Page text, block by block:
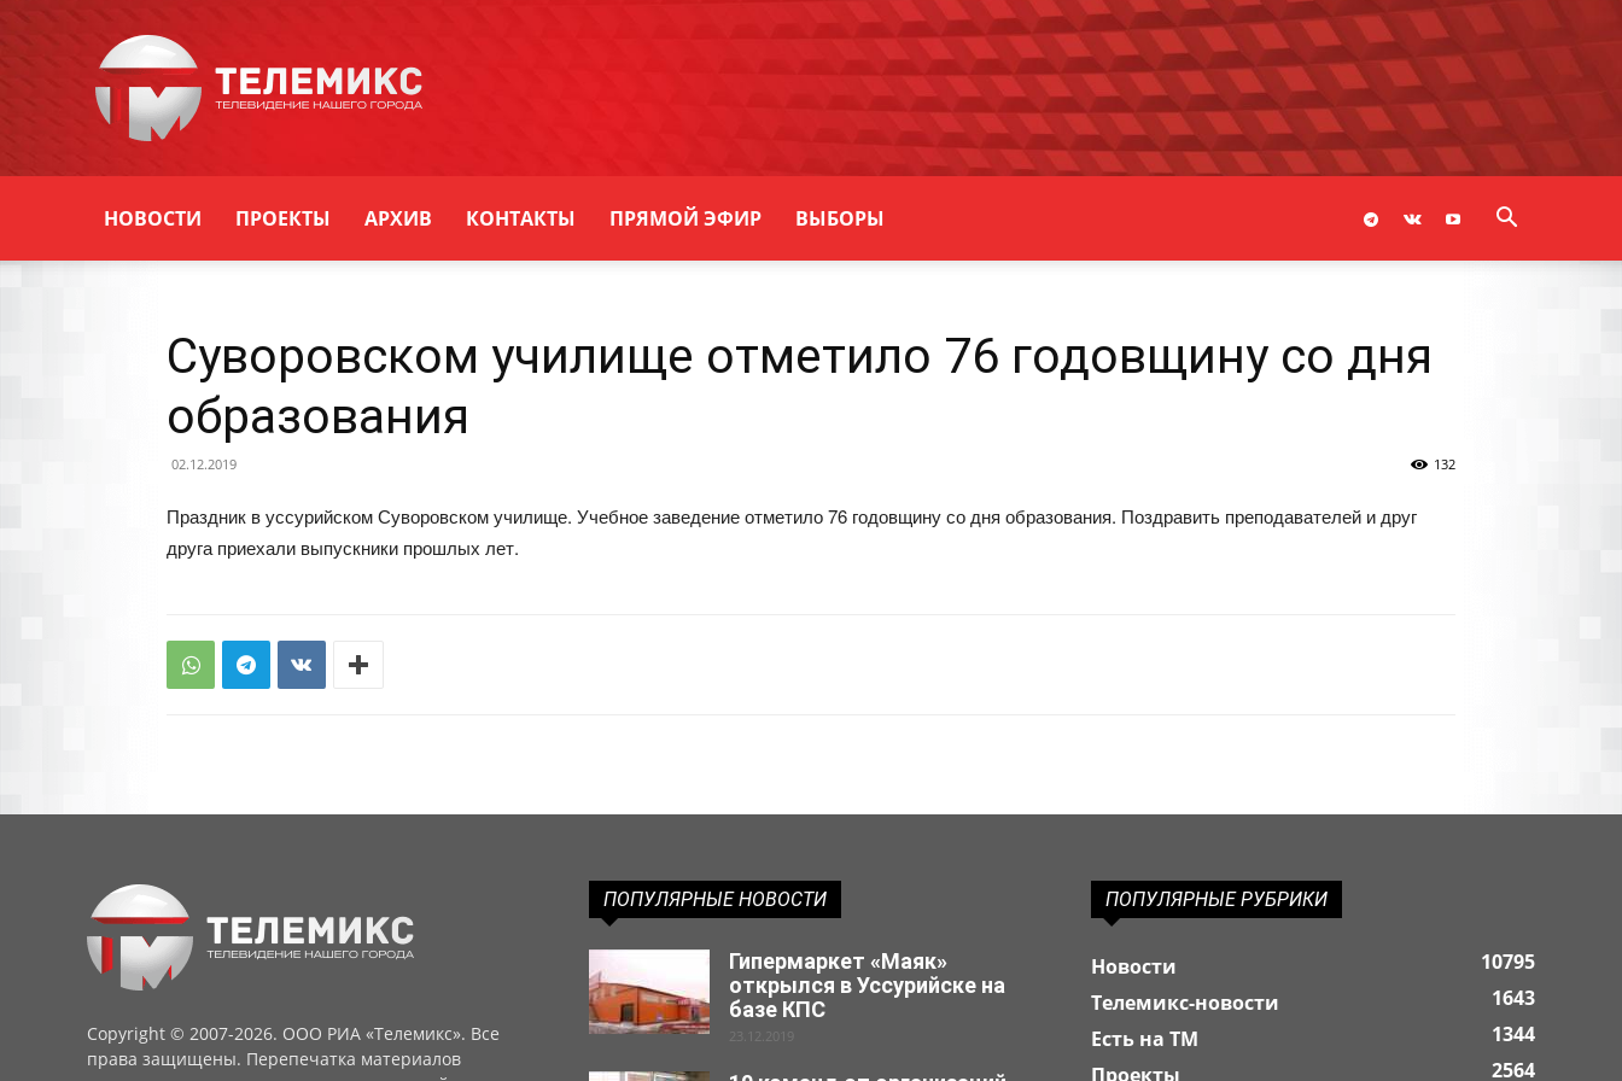
Уссурийска
НОВОСТИ ПРОЕКТЫ АРХИВ КОНТАКТЫ ПРЯМОЙ ЭФИР ВЫБОРЫ
Суворовском училище отметило 76 годовщину со дня
образования
02.12.2019 132
Праздник в уссурийском Суворовском училище. Учебное заведение отметило 76 годовщину со дня образования. Поздравить преподавателей и друг
друга приехали выпускники прошлых лет.
Copyright © 2007-2026. ООО РИА «Телемикс». Все
права защищены. Перепечатка материалов
ПОПУЛЯРНЫЕ НОВОСТИ
Гипермаркет «Маяк»
открылся в Уссурийске на
базе КПС
23.12.2019
ПОПУЛЯРНЫЕ РУБРИКИ
Новости
10795
Телемикс-новости
1643
Есть на ТМ
1344
Проекты
2564